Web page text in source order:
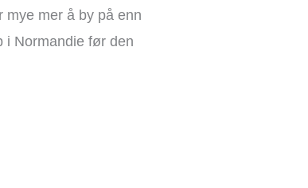
mye mer å by på enn
i Normandie før den